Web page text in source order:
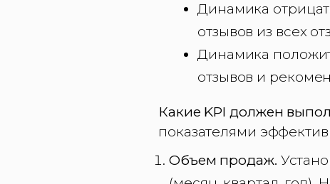
Динамика
отзывов из всех
Динамика
отзывов и
Какие KPI должен
показателями
Объем продаж.